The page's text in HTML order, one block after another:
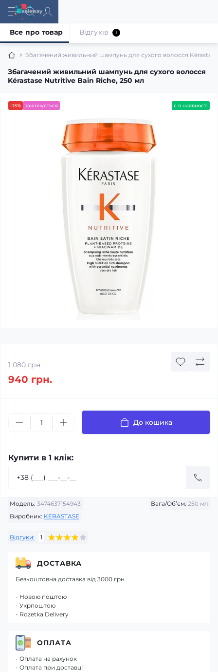
Збагачений живильний шампунь для сухого волосся
Збагачений живильний шампунь для сухого волосся
Kérastase Nutritive Bain Riche, 250 мл
Все про товар Відгуків 1
-13% закінчується є в наявності
Модель: 3474637154943 Вага/Об’єм: 250 мл
Виробник: KERASTASE
Відгуки: 1
1 080 грн.
940 грн.
До кошика
Купити в 1 клік:
ДОСТАВКА
Безкоштовна доставка від 3000 грн
- Новою поштою
- Укрпоштою
- Rozetka Delivery
ОПЛАТА
- Оплата на рахунок
- Оплата при доставці